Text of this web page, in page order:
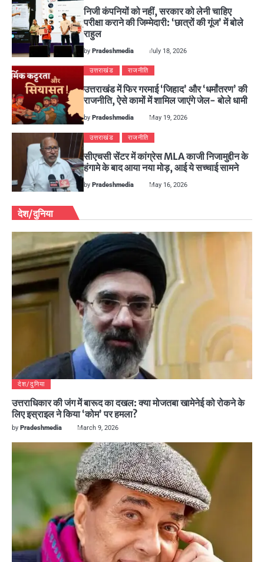
निजी कंपनियों को नहीं, सरकार को लेनी चाहिए
परीक्षा कराने की जिम्मेदारी: ‘छात्रों की गूंज’ में बोले
राहुल
by Pradeshmedia July 18, 2026
उत्तराखंड राजनीति
उत्तराखंड में फिर गरमाई ‘जिहाद’ और ‘धर्मांतरण’ की
राजनीति, ऐसे कामों में शामिल जाएंगे जेल- बोले धामी
by Pradeshmedia May 19, 2026
उत्तराखंड राजनीति
सीएचसी सेंटर में कांग्रेस MLA काजी निजामुद्दीन के
हंगामे के बाद आया नया मोड़, आई ये सच्चाई सामने
by Pradeshmedia May 16, 2026
देश/दुनिया
देश/दुनिया
उत्तराधिकार की जंग में बारूद का दखल: क्या मोजतबा खामेनेई को रोकने के
लिए इस्राइल ने किया ‘कोम’ पर हमला?
by Pradeshmedia March 9, 2026